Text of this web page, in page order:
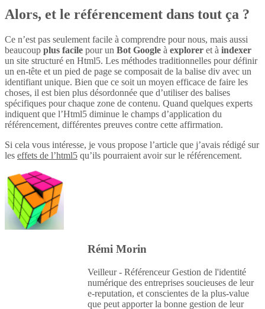
Alors, et le référencement dans tout ça ?
Ce n’est pas seulement facile à comprendre pour nous, mais aussi
beaucoup plus facile pour un Bot Google à explorer et à indexer
un site structuré en Html5. Les méthodes traditionnelles pour définir
un en-tête et un pied de page se composait de la balise div avec un
identifiant unique. Bien que ce soit un moyen efficace de faire les
choses, il est bien plus désordonnée que d’utiliser des balises
spécifiques pour chaque zone de contenu. Quand quelques experts
indiquent que l’Html5 diminue le champs d’application du
référencement, différentes preuves contre cette affirmation.
Si cela vous intéresse, je vous propose l’article que j’avais rédigé sur
les effets de l’html5 qu’ils pourraient avoir sur le référencement.
Rémi Morin
Veilleur - Référenceur Gestion de l'identité
numérique des entreprises soucieuses de leur
e-reputation, et conscientes de la plus-value
que peut apporter la bonne gestion de leur